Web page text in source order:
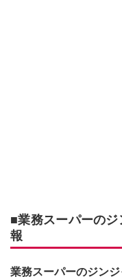
■業務スーパーの
報
業務スーパーのジン